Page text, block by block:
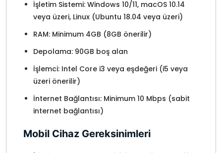
İşletim Sistemi: Windows 10/11, macOS 10.14
veya üzeri, Linux (Ubuntu 18.04 veya üzeri)
RAM: Minimum 4GB (8GB önerilir)
Depolama: 90GB boş alan
İşlemci: Intel Core i3 veya eşdeğeri (i5 veya
üzeri önerilir)
İnternet Bağlantısı: Minimum 10 Mbps (sabit
internet bağlantısı)
Mobil Cihaz Gereksinimleri